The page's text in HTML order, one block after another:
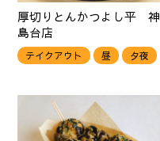
厚切りとんかつよし平 神
島台店
テイクアウト 昼 夕夜